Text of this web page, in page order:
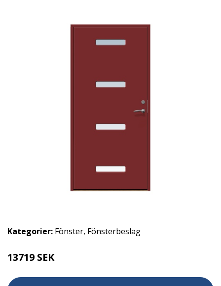
Kategorier: Fönster, Fönsterbeslag
13719 SEK